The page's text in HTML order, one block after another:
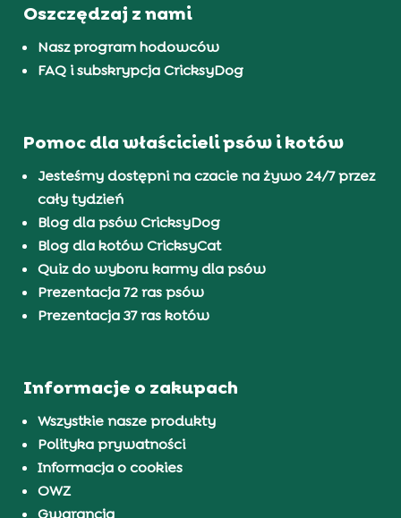
Oszczędzaj z nami
Nasz program hodowców
FAQ i subskrypcja CricksyDog
Pomoc dla właścicieli psów i kotów
Jesteśmy dostępni na czacie na żywo 24/7 przez
cały tydzień
Blog dla psów CricksyDog
Blog dla kotów CricksyCat
Quiz do wyboru karmy dla psów
Prezentacja 72 ras psów
Prezentacja 37 ras kotów
Informacje o zakupach
Wszystkie nasze produkty
Polityka prywatności
Informacja o cookies
OWZ
Gwarancja